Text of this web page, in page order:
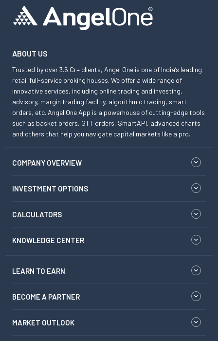
ABOUT US
Trusted by over 3.5 Cr+ clients, Angel One is one of India’s leading
retail full-service broking houses. We offer a wide range of
innovative services, including online trading and investing,
advisory, margin trading facility, algorithmic trading, smart
orders, etc. Angel One App is a powerhouse of cutting-edge tools
such as basket orders, GTT orders, SmartAPI, advanced charts
and others that help you navigate capital markets like a pro.
COMPANY OVERVIEW
INVESTMENT OPTIONS
CALCULATORS
KNOWLEDGE CENTER
LEARN TO EARN
BECOME A PARTNER
MARKET OUTLOOK